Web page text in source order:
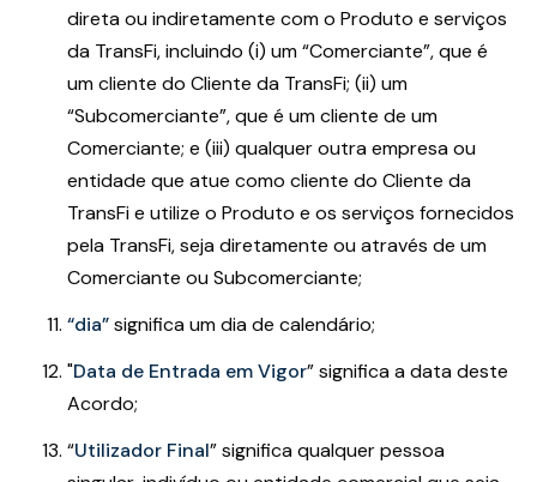
direta ou indiretamente com o Produto e serviços
da TransFi, incluindo (i) um “Comerciante”, que é
um cliente do Cliente da TransFi; (ii) um
“Subcomerciante”, que é um cliente de um
Comerciante; e (iii) qualquer outra empresa ou
entidade que atue como cliente do Cliente da
TransFi e utilize o Produto e os serviços fornecidos
pela TransFi, seja diretamente ou através de um
Comerciante ou Subcomerciante;
“dia”significa um dia de calendário;
"Data de Entrada em Vigor” significa a data deste
Acordo;
“Utilizador Final”significa qualquer pessoa